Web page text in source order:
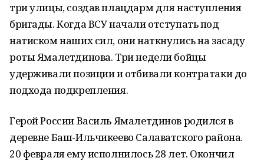
три улицы, создав плацдарм для наступления
бригады. Когда ВСУ начали отступать под
натиском наших сил, они наткнулись на засаду
роты Ямалетдинова. Три недели бойцы
удерживали позиции и отбивали контратаки до
подхода подкрепления.
Герой России Василь Ямалетдинов родился в
деревне Баш-Ильчикеево Салаватского района.
20 февраля ему исполнилось 28 лет. Окончил